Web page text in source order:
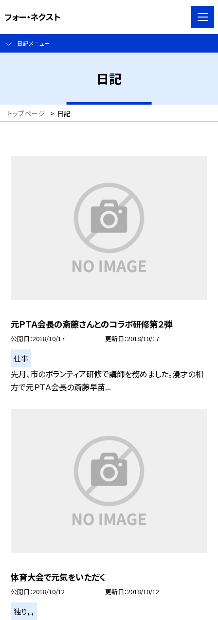
フォー・ネクスト
日記メニュー
日記
トップページ > 日記
元ＰＴＡ会長の斎藤さんとのコラボ研修第２弾
公開日 2018/10/17 更新日 2018/10/17
仕事
先月、市のボランティア研修で講師を務めました。漫才の相
方で元ＰＴＡ会長の斎藤早苗...
体育大会で元気をいただく
公開日 2018/10/12 更新日 2018/10/12
独り言